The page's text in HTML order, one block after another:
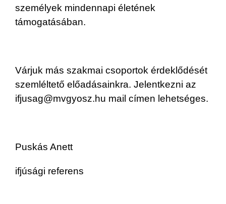
személyek mindennapi életének
támogatásában.
Várjuk más szakmai csoportok érdeklődését
szemléltető előadásainkra. Jelentkezni az
ifjusag@mvgyosz.hu mail címen lehetséges.
Puskás Anett
ifjúsági referens